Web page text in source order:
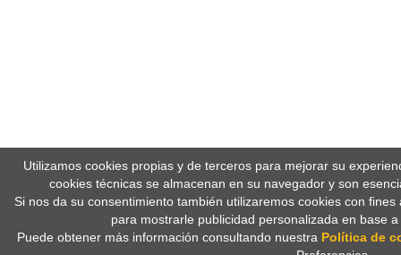
Utilizamos cookies propias y de terceros para mejorar su
cookies técnicas se almacenan en su navegador y son
Si nos da su consentimiento también utilizaremos cookies con
para mostrarle publicidad personalizada en base
Puede obtener más información consultando nuestra Política de